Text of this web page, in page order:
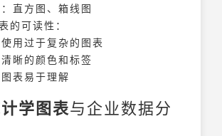
直方图、箱线图
的可读性：
用过于复杂的图表
晰的颜色和标签
表易于理解
学图表与企业数据分